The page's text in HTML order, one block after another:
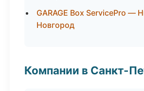
GARAGE Box ServicePro —
Новгород
Компании в Санкт-